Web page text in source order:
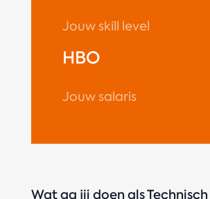
Jouw skill level
HBO
Jouw salaris
Wat ga jij doen als